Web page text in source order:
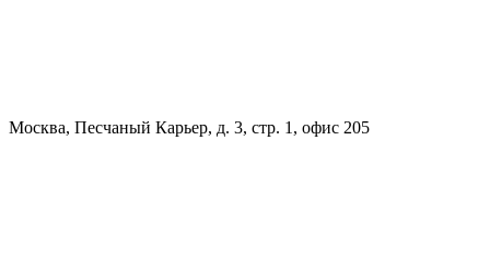
Москва, Песчаный Карьер, д. 3, стр. 1, офис 205